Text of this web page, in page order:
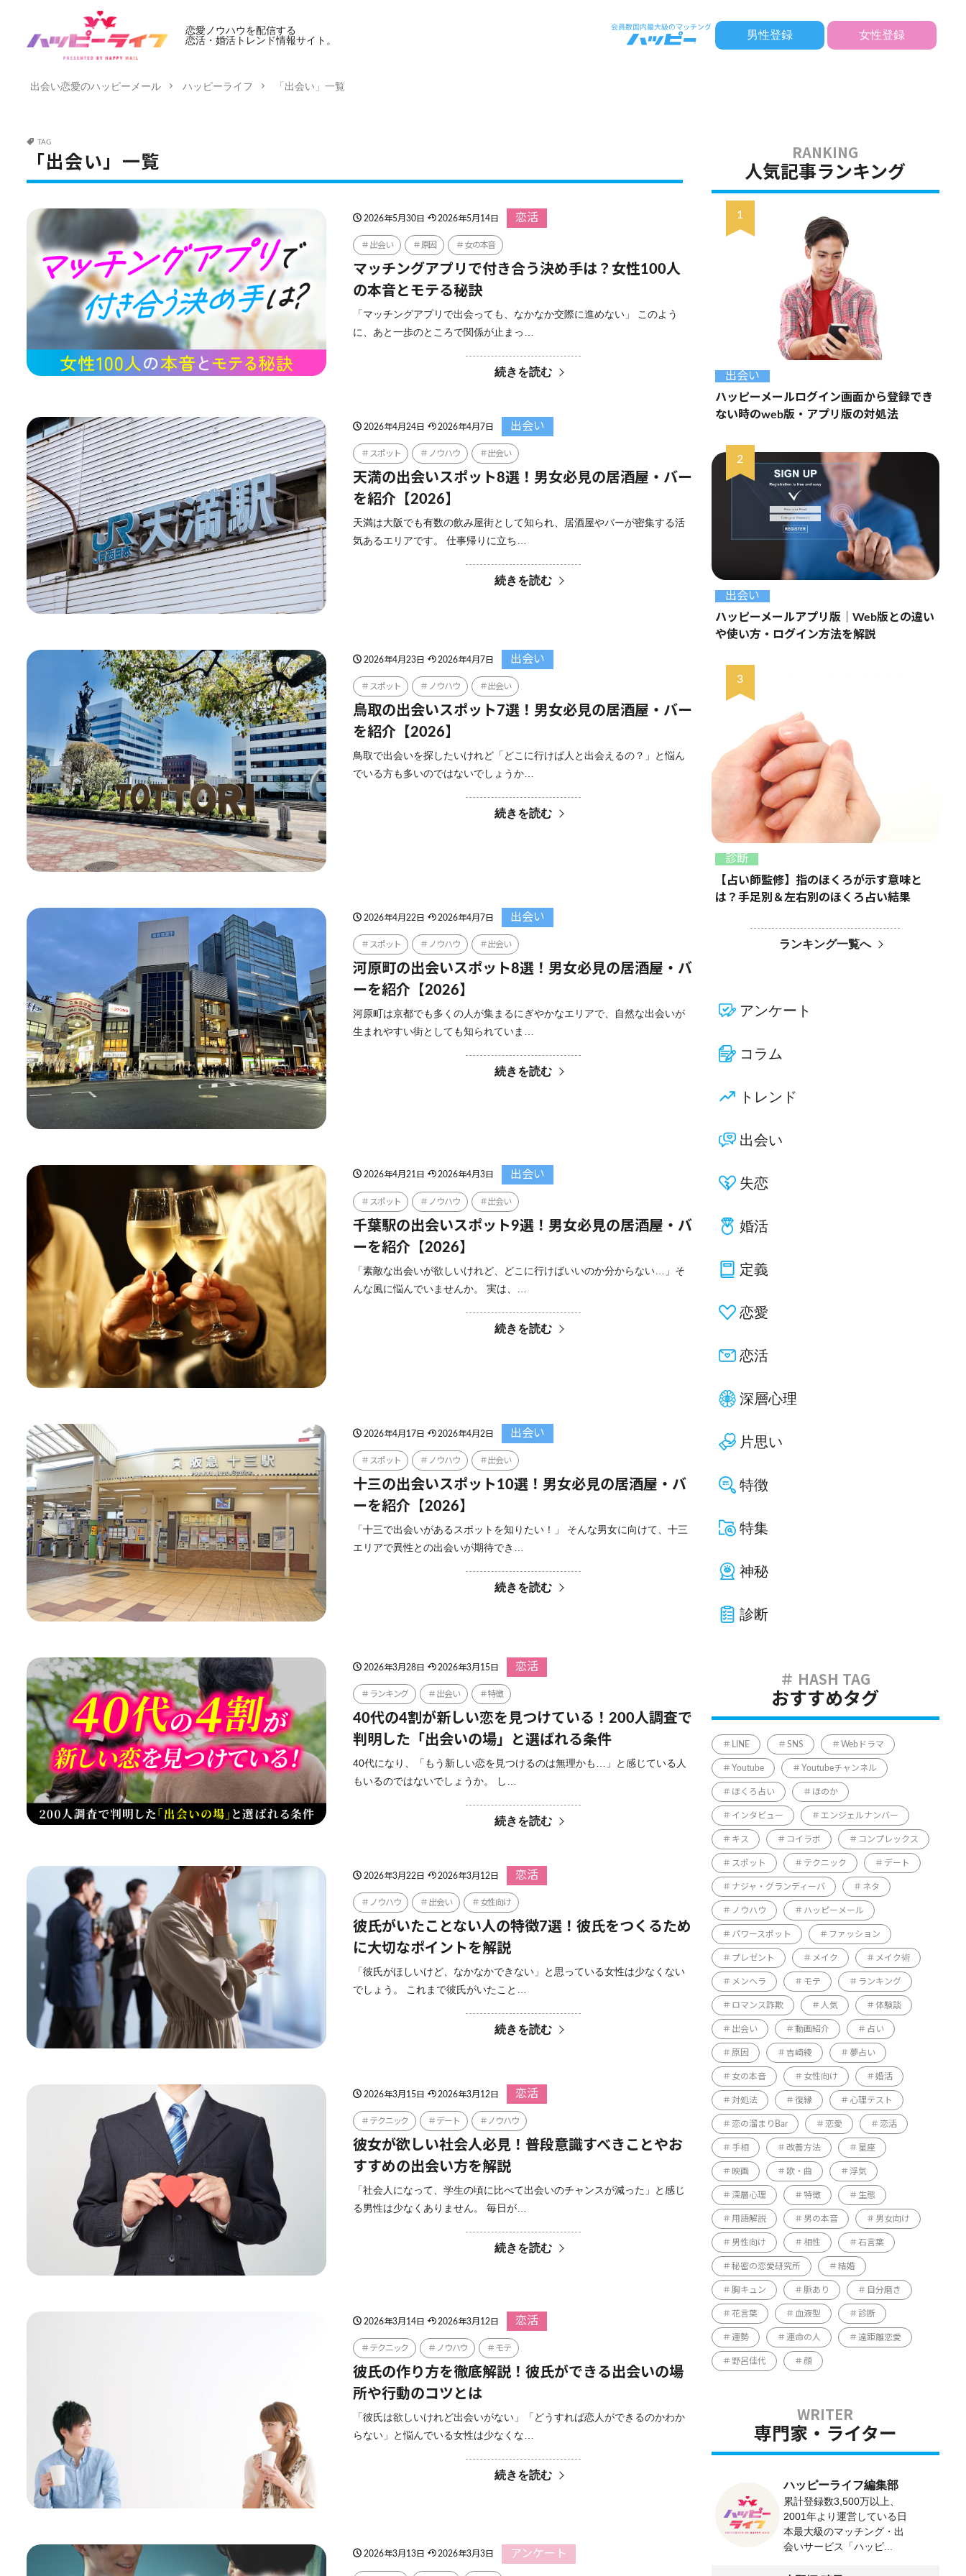
恋愛ノウハウを配信する
恋活・婚活トレンド情報サイト。
男性登録 女性登録
出会い恋愛のハッピーメール ハッピーライフ 「出会い」一覧
TAG
「出会い」一覧
2026年5月30日 2026年5月14日 恋活
出会い 原因 女の本音
マッチングアプリで付き合う決め手は？女性100人
の本音とモテる秘訣
「マッチングアプリで出会っても、なかなか交際に進めない」 このよう
に、あと一歩のところで関係が止まっ…
続きを読む
2026年4月24日 2026年4月7日 出会い
スポット ノウハウ 出会い
天満の出会いスポット8選！男女必見の居酒屋・バー
を紹介【2026】
天満は大阪でも有数の飲み屋街として知られ、居酒屋やバーが密集する活
気あるエリアです。 仕事帰りに立ち…
続きを読む
2026年4月23日 2026年4月7日 出会い
スポット ノウハウ 出会い
鳥取の出会いスポット7選！男女必見の居酒屋・バー
を紹介【2026】
鳥取で出会いを探したいけれど「どこに行けば人と出会えるの？」と悩ん
でいる方も多いのではないでしょうか…
続きを読む
2026年4月22日 2026年4月7日 出会い
スポット ノウハウ 出会い
河原町の出会いスポット8選！男女必見の居酒屋・バ
ーを紹介【2026】
河原町は京都でも多くの人が集まるにぎやかなエリアで、自然な出会いが
生まれやすい街としても知られていま…
続きを読む
2026年4月21日 2026年4月3日 出会い
スポット ノウハウ 出会い
千葉駅の出会いスポット9選！男女必見の居酒屋・バ
ーを紹介【2026】
「素敵な出会いが欲しいけれど、どこに行けばいいのか分からない…」そ
んな風に悩んでいませんか。 実は、…
続きを読む
2026年4月17日 2026年4月2日 出会い
スポット ノウハウ 出会い
十三の出会いスポット10選！男女必見の居酒屋・バ
ーを紹介【2026】
「十三で出会いがあるスポットを知りたい！」 そんな男女に向けて、十三
エリアで異性との出会いが期待でき…
続きを読む
2026年3月28日 2026年3月15日 恋活
ランキング 出会い 特徴
40代の4割が新しい恋を見つけている！200人調査で
判明した「出会いの場」と選ばれる条件
40代になり、「もう新しい恋を見つけるのは無理かも…」と感じている人
もいるのではないでしょうか。 し…
続きを読む
2026年3月22日 2026年3月12日 恋活
ノウハウ 出会い 女性向け
彼氏がいたことない人の特徴7選！彼氏をつくるため
に大切なポイントを解説
「彼氏がほしいけど、なかなかできない」と思っている女性は少なくない
でしょう。 これまで彼氏がいたこと…
続きを読む
2026年3月15日 2026年3月12日 恋活
テクニック デート ノウハウ
彼女が欲しい社会人必見！普段意識すべきことやお
すすめの出会い方を解説
「社会人になって、学生の頃に比べて出会いのチャンスが減った」と感じ
る男性は少なくありません。 毎日が…
続きを読む
2026年3月14日 2026年3月12日 恋活
テクニック ノウハウ モテ
彼氏の作り方を徹底解説！彼氏ができる出会いの場
所や行動のコツとは
「彼氏は欲しいけれど出会いがない」「どうすれば恋人ができるのかわか
らない」と悩んでいる女性は少なくな…
続きを読む
2026年3月13日 2026年3月3日 アンケート
人気記事ランキング
出会い
ハッピーメールログイン画面から登録でき
ない時のweb版・アプリ版の対処法
出会い
ハッピーメールアプリ版｜Web版との違い
や使い方・ログイン方法を解説
診断
【占い師監修】指のほくろが示す意味と
は？手足別＆左右別のほくろ占い結果
ランキング一覧へ
アンケート
コラム
トレンド
出会い
失恋
婚活
定義
恋愛
恋活
深層心理
片思い
特徴
特集
神秘
診断
おすすめタグ
LINE SNS Webドラマ
Youtube Youtubeチャンネル
ほくろ占い ほのか
インタビュー エンジェルナンバー
キス コイラボ コンプレックス
スポット テクニック デート
ナジャ・グランディーバ ネタ
ノウハウ ハッピーメール
パワースポット ファッション
プレゼント メイク メイク術
メンヘラ モテ ランキング
ロマンス詐欺 人気 体験談
出会い 動画紹介 占い
原因 吉崎綾 夢占い
女の本音 女性向け 婚活
対処法 復縁 心理テスト
恋の溜まりBar 恋愛 恋活
手相 改善方法 星座
映画 歌・曲 浮気
深層心理 特徴 生態
用語解説 男の本音 男女向け
男性向け 相性 石言葉
秘密の恋愛研究所 結婚
胸キュン 脈あり 自分磨き
花言葉 血液型 診断
運勢 運命の人 遠距離恋愛
野呂佳代 顔
専門家・ライター
ハッピーライフ編集部
累計登録数3,500万以上、
2001年より運営している日
本最大級のマッチング・出
会いサービス「ハッピ...